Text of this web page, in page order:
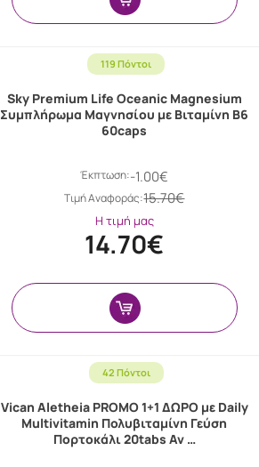
119 Πόντοι
Sky Premium Life Oceanic Magnesium
Συμπλήρωμα Μαγνησίου με Βιταμίνη B6
60caps
Έκπτωση:-1.00€
Tιμή Αναφοράς:15.70€
Η τιμή μας
14.70€
42 Πόντοι
Vican Aletheia PROMO 1+1 ΔΩΡΟ με Daily
Multivitamin Πολυβιταμίνη Γεύση
Πορτοκάλι 20tabs Αν …